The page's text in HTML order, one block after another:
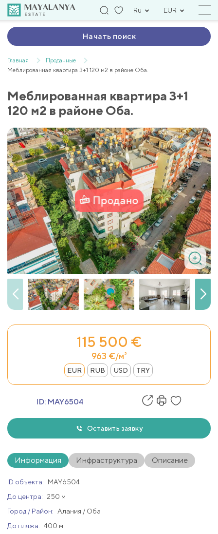
Ru EUR
Начать поиск
Главная
Проданные
Mеблированная квартира 3+1 120 м2 в районе Оба.
Mеблированная квартира 3+1
120 м2 в районе Оба.
Продано
115 500 €
963 €/м²
EUR RUB USD TRY
ID: MAY6504
Оставить заявку
Информация Инфраструктура Описание
ID объекта:
MAY6504
До центра:
250 м
Город / Район:
Алания / Оба
До пляжа: 400 м